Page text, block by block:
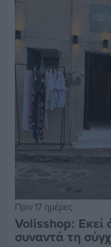
Πριν 17 ημέρες
Volisshop: Εκεί
συναντά τη